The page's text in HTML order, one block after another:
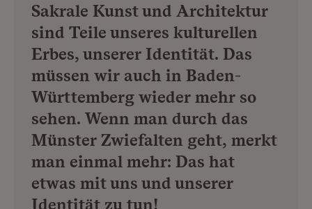
Sakrale Kunst und Architektur
sind Teile unseres kulturellen
Erbes, unserer Identität. Das
müssen wir auch in Baden-
Württemberg wieder mehr so
sehen. Wenn man durch das
Münster Zwiefalten geht, merkt
man einmal mehr: Das hat
etwas mit uns und unserer
Identität zu tun!